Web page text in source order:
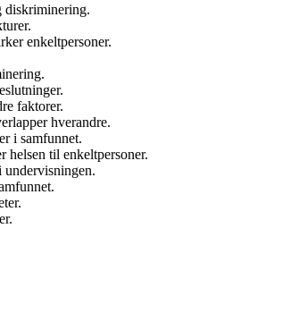
diskriminering.
enkeltpersoner.
faktorer.
hverandre.
i samfunnet.
til enkeltpersoner.
undervisningen.